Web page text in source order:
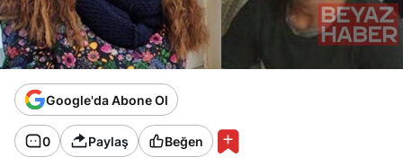
Google'da Abone Ol
0 Paylaş Beğen